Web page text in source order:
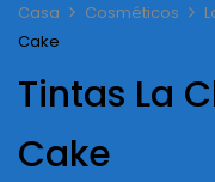
Casa Cosméticos
Cake
Tintas La
Cake